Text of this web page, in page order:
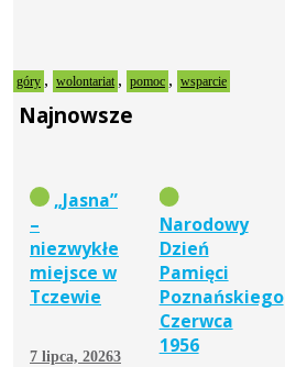
góry , wolontariat , pomoc , wsparcie
Najnowsze
„Jasna”
–
niezwykłe
miejsce w
Tczewie
7 lipca, 20263
Narodowy
Dzień
Pamięci
Poznańskiego
Czerwca
1956